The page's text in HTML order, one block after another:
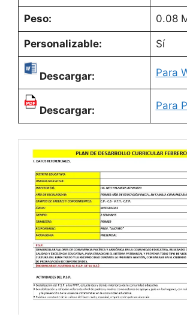
Peso: 0.08
Personalizable: Sí
Descargar: Para
Descargar: Para